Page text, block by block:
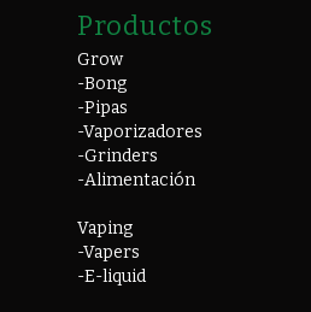
Productos
Grow
-Bong
-Pipas
-Vaporizadores
-Grinders
-Alimentación
Vaping
-Vapers
-E-liquid